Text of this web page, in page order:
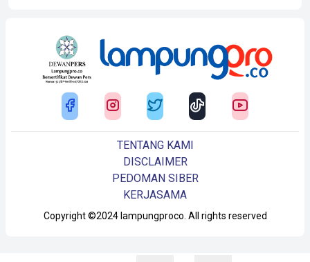
Copyright ©2024 lampungproco. All rights reserved
TENTANG KAMI
DISCLAIMER
PEDOMAN SIBER
KERJASAMA